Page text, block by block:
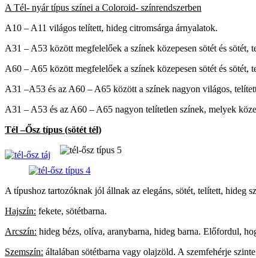
A Tél- nyár típus színei a Coloroid- színrendszerben
A10 – A11 világos telített, hideg citromsárga árnyalatok.
A31 – A53 között megfelelőek a színek közepesen sötét és
A60 – A65 között megfelelőek a színek közepesen sötét és
A31 –A53 és az A60 – A65 között a színek nagyon világos,
A31 – A53 és az A60 – A65 nagyon telítetlen színek, melyek
Tél –Ősz típus (sötét tél)
A típushoz tartozóknak jól állnak az elegáns, sötét, telített, hideg
Hajszín: fekete, sötétbarna.
Arcszín: hideg bézs, olíva, aranybarna, hideg barna. Előfordul,
Szemszín: általában sötétbarna vagy olajzöld. A szemfehérje